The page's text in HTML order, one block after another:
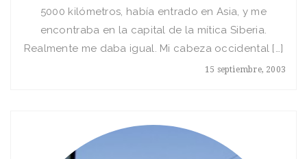
15 septiembre, 2003
5000 kilómetros, habí­a entrado en Asia, y me
encontraba en la capital de la mí­tica Siberia.
Realmente me daba igual. Mi cabeza occidental […]